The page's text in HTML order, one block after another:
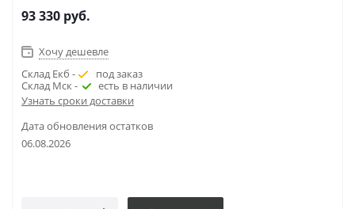
93 330 руб.
Хочу дешевле
Склад Екб -
под заказ
Склад Мск -
есть в наличии
Узнать сроки доставки
Дата обновления остатков
06.08.2026